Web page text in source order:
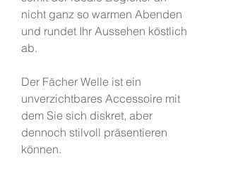
nicht ganz so warmen Abenden
und rundet Ihr Aussehen köstlich
ab.
Der Fächer Welle ist ein
unverzichtbares Accessoire mit
dem Sie sich diskret, aber
dennoch stilvoll präsentieren
können.